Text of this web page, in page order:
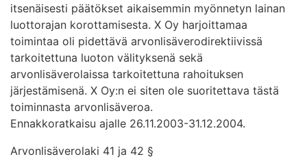
itsenäisesti päätökset aikaisemmin myönnetyn lainan
luottorajan korottamisesta. X Oy harjoittamaa
toimintaa oli pidettävä arvonlisäverodirektiivissä
tarkoitettuna luoton välityksenä sekä
arvonlisäverolaissa tarkoitettuna rahoituksen
järjestämisenä. X Oy:n ei siten ole suoritettava tästä
toiminnasta arvonlisäveroa.
Ennakkoratkaisu ajalle 26.11.2003-31.12.2004.
Arvonlisäverolaki 41 ja 42 §